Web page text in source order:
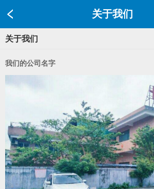
关于我们
关于我们
我们的公司名字